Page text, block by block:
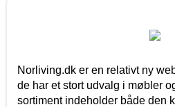
Norliving.dk er en relativt ny
de har et stort udvalg i møbler
sortiment indeholder både den